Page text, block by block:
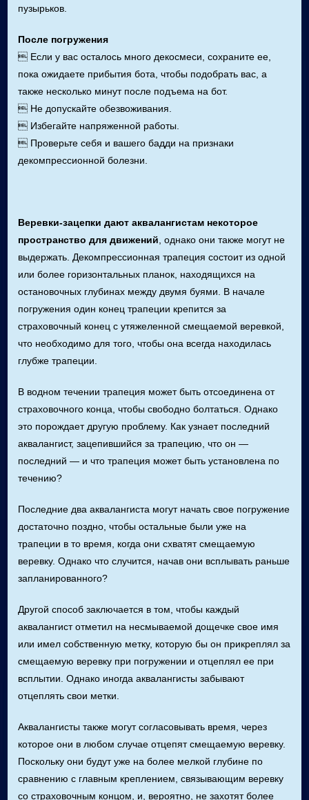
пузырьков.
После погружения
 Если у вас осталось много декосмеси, сохраните ее,
пока ожидаете прибытия бота, чтобы подобрать вас, а
также несколько минут после подъема на бот.
 Не допускайте обезвоживания.
 Избегайте напряженной работы.
 Проверьте себя и вашего бадди на признаки
декомпрессионной болезни.
Веревки-зацепки дают аквалангистам некоторое
пространство для движений , однако они также могут не
выдержать. Декомпрессионная трапеция состоит из одной
или более горизонтальных планок, находящихся на
остановочных глубинах между двумя буями. В начале
погружения один конец трапеции крепится за
страховочный конец с утяжеленной смещаемой веревкой,
что необходимо для того, чтобы она всегда находилась
глубже трапеции.
В водном течении трапеция может быть отсоединена от
страховочного конца, чтобы свободно болтаться. Однако
это порождает другую проблему. Как узнает последний
аквалангист, зацепившийся за трапецию, что он —
последний — и что трапеция может быть установлена по
течению?
Последние два аквалангиста могут начать свое погружение
достаточно поздно, чтобы остальные были уже на
трапеции в то время, когда они схватят смещаемую
веревку. Однако что случится, начав они всплывать раньше
запланированного?
Другой способ заключается в том, чтобы каждый
аквалангист отметил на несмываемой дощечке свое имя
или имел собственную метку, которую бы он прикреплял за
смещаемую веревку при погружении и отцеплял ее при
всплытии. Однако иногда аквалангисты забывают
отцеплять свои метки.
Аквалангисты также могут согласовывать время, через
которое они в любом случае отцепят смещаемую веревку.
Поскольку они будут уже на более мелкой глубине по
сравнению с главным креплением, связывающим веревку
со страховочным концом, и, вероятно, не захотят более